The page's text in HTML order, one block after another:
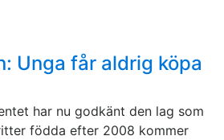
Unga får aldrig köpa
har nu godkänt den lag som
födda efter 2008 kommer